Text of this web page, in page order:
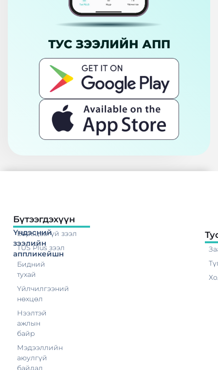
ТУС ЗЭЭЛИЙН АПП
Үндэсний
зээлийн
аппликейшн
Бидний
тухай
Үйлчилгээний
нөхцөл
Нээлтэй
ажлын
байр
Мэдээллийн
аюулгүй
байдал
Бүтээгдэхүүн
Барьцаагүй зээл
TUS Plus зээл